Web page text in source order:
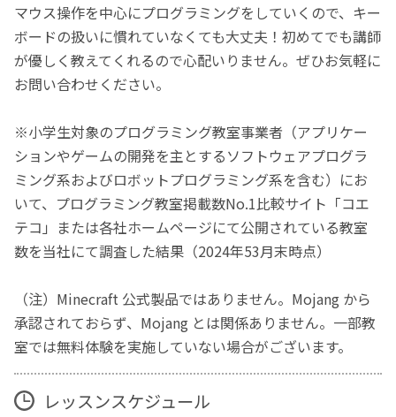
マウス操作を中心にプログラミングをしていくので、キー
ボードの扱いに慣れていなくても大丈夫！初めてでも講師
が優しく教えてくれるので心配いりません。ぜひお気軽に
お問い合わせください。
※小学生対象のプログラミング教室事業者（アプリケー
ションやゲームの開発を主とするソフトウェアプログラ
ミング系およびロボットプログラミング系を含む）にお
いて、プログラミング教室掲載数No.1比較サイト「コエ
テコ」または各社ホームページにて公開されている教室
数を当社にて調査した結果（2024年53月末時点）
（注）Minecraft 公式製品ではありません。Mojang から
承認されておらず、Mojang とは関係ありません。一部教
室では無料体験を実施していない場合がございます。
レッスンスケジュール